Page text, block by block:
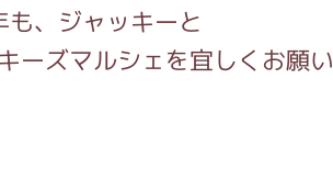
、ジャッキーと
ーズマルシェを宜しくお願